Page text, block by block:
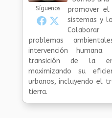
Síguenos
promover el
sistemas y
problemas
intervención
transición de la
maximizando su
urbanos, incluyendo el
tierra.